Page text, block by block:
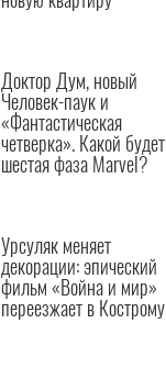
Доктор Дум, новый
Человек-паук и
«Фантастическая
четверка». Какой будет
шестая фаза Marvel?
Урсуляк меняет
декорации: эпический
фильм «Война и мир»
переезжает в Кострому